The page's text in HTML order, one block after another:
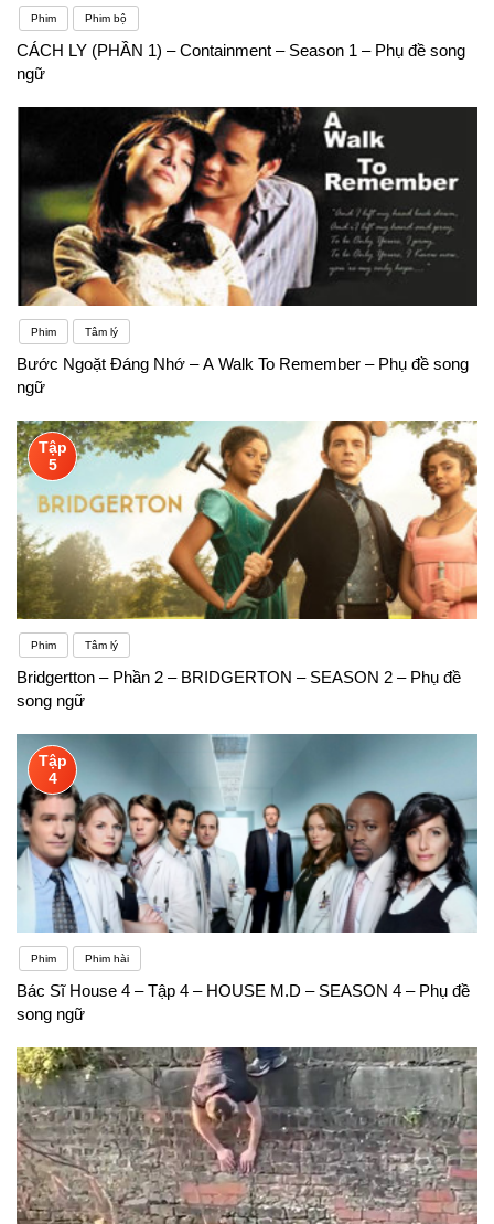
Phim Phim bộ
CÁCH LY (PHẦN 1) – Containment – Season 1 – Phụ đề song
ngữ
Phim Tâm lý
Bước Ngoặt Đáng Nhớ – A Walk To Remember – Phụ đề song
ngữ
Tập
5
Phim Tâm lý
Bridgertton – Phần 2 – BRIDGERTON – SEASON 2 – Phụ đề
song ngữ
Tập
4
Phim Phim hài
Bác Sĩ House 4 – Tập 4 – HOUSE M.D – SEASON 4 – Phụ đề
song ngữ